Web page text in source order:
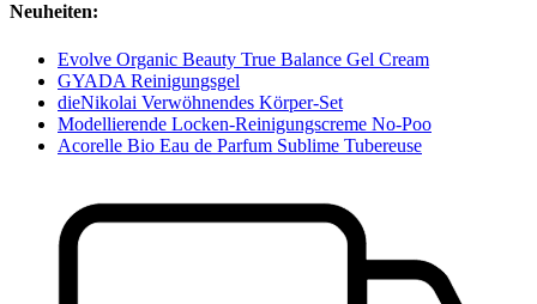
Neuheiten:
Evolve Organic Beauty True Balance Gel Cream
GYADA Reinigungsgel
dieNikolai Verwöhnendes Körper-Set
Modellierende Locken-Reinigungscreme No-Poo
Acorelle Bio Eau de Parfum Sublime Tubereuse